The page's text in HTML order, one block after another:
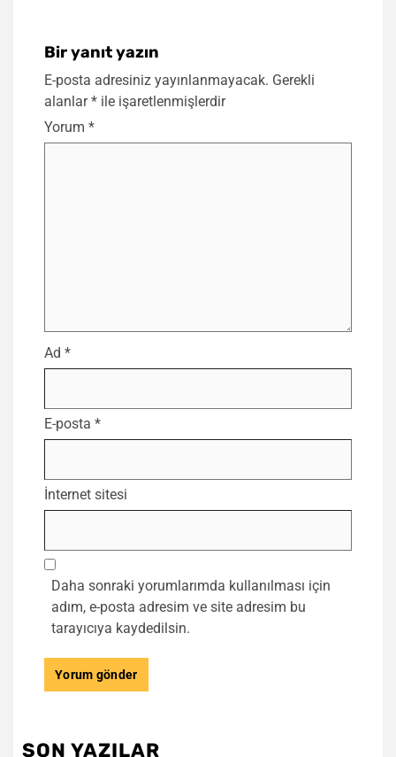
Bir yanıt yazın
E-posta adresiniz yayınlanmayacak. Gerekli
alanlar* ile işaretlenmişlerdir
Yorum *
Ad *
E-posta *
İnternet sitesi
Daha sonraki yorumlarımda kullanılması için
adım, e-posta adresim ve site adresim bu
tarayıcıya kaydedilsin.
SON YAZILAR